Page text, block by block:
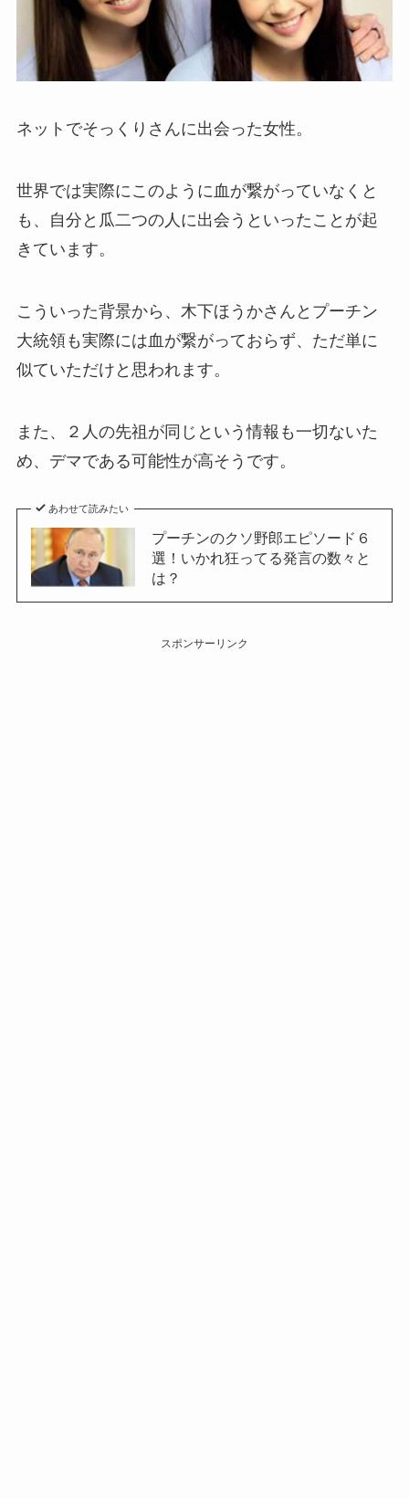
ネットでそっくりさんに出会った女性。
世界では実際にこのように血が繋がっていなくと
も、自分と瓜二つの人に出会うといったことが起
きています。
こういった背景から、木下ほうかさんとプーチン
大統領も実際には血が繋がっておらず、ただ単に
似ていただけと思われます。
また、２人の先祖が同じという情報も一切ないた
め、デマである可能性が高そうです。
あわせて読みたい
プーチンのクソ野郎エピソード６
選！いかれ狂ってる発言の数々と
は？
スポンサーリンク